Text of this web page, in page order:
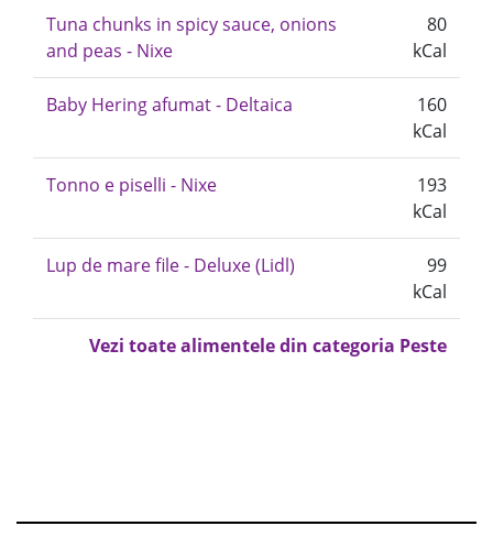
Tuna chunks in spicy sauce, onions
and peas - Nixe
80
kCal
Baby Hering afumat - Deltaica
160
kCal
Tonno e piselli - Nixe
193
kCal
Lup de mare file - Deluxe (Lidl)
99
kCal
Vezi toate alimentele din categoria Peste